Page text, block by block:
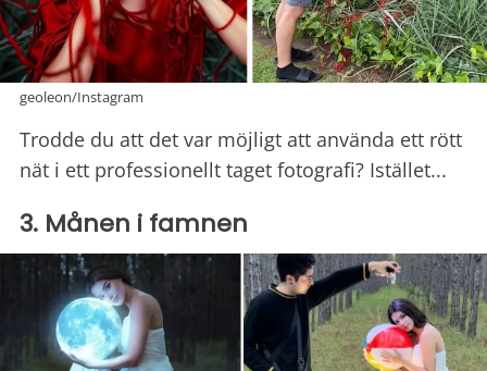
geoleon/Instagram
Trodde du att det var möjligt att använda ett rött
nät i ett professionellt taget fotografi? Istället...
3. Månen i famnen